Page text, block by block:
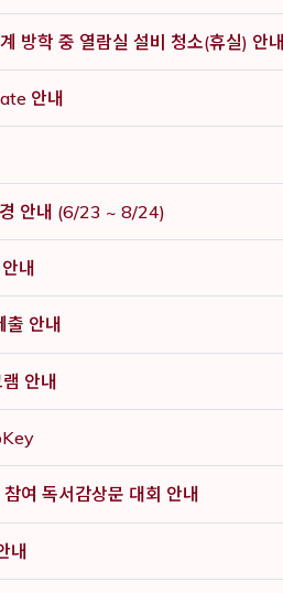
방학 중 열람실 설비 청소(휴실) 안내
안내
안내 (6/23 ~ 8/24)
내
안내
안내
여 독서감상문 대회 안내
내